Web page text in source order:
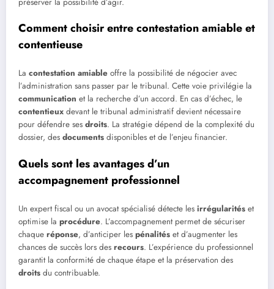
Comment choisir entre contestation amiable et
contentieuse
La contestation amiable offre la possibilité de négocier avec
l’administration sans passer par le tribunal. Cette voie privilégie la
communication et la recherche d’un accord. En cas d’échec, le
contentieux devant le tribunal administratif devient nécessaire
pour défendre ses droits. La stratégie dépend de la complexité du
dossier, des documents disponibles et de l’enjeu financier.
Quels sont les avantages d’un
accompagnement professionnel
Un expert fiscal ou un avocat spécialisé détecte les irrégularités et
optimise la procédure. L’accompagnement permet de sécuriser
chaque réponse, d’anticiper les pénalités et d’augmenter les
chances de succès lors des recours. L’expérience du professionnel
garantit la conformité de chaque étape et la préservation des
droits du contribuable.